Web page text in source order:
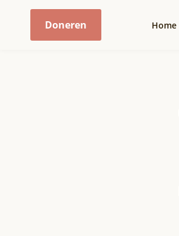
Doneren Home